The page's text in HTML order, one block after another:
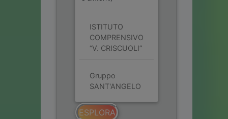
ISTITUTO
COMPRENSIVO
“V. CRISCUOLI”
Gruppo
SANT'ANGELO
ESPLORA